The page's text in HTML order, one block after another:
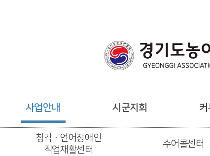
사업안내 시군지회 커
청각ㆍ언어장애인
직업재활센터
수어콜센터